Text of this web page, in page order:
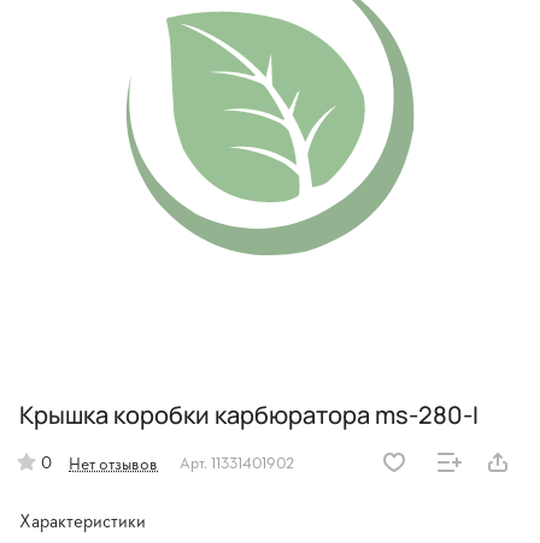
Крышка коробки карбюратора ms-280-I
0 Нет отзывов Арт. 11331401902
Характеристики